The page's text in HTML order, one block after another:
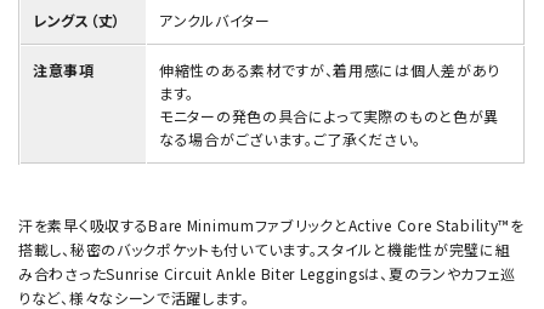
レングス（丈） アンクルバイター
注意事項
伸縮性のある素材ですが、着用感には個人差があり
ます。
モニターの発色の具合によって実際のものと色が異
なる場合がございます。ご了承ください。
汗を素早く吸収するBare MinimumファブリックとActive Core Stability™を
搭載し、秘密のバックポケットも付いています。スタイルと機能性が完璧に組
み合わさったSunrise Circuit Ankle Biter Leggingsは、夏のランやカフェ巡
りなど、様々なシーンで活躍します。